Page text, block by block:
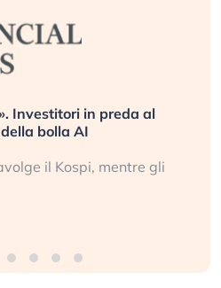
Investitori in preda al
bolla AI
il Kospi, mentre gli